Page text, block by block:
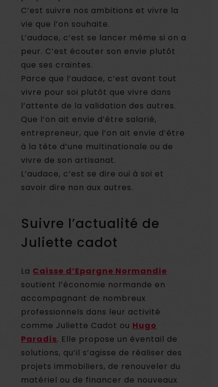
C’est suivre nos ambitions et vivre la
vie que l’on souhaite.
L’audace, c’est se lancer même si on a
peur. C’est écouter son envie plutôt
que ses craintes.
Parce que l’audace, c’est avant tout
vivre pour soi plutôt que vivre dans
l’attente de la validation des autres.
Que l’on ait envie d’être salarié,
entrepreneur, que l’on ait envie d’être
à la tête d’une multinationale ou de
vivre de son artisanat.
L’audace, c’est se dire oui à soi et
savoir dire non aux autres.
Suivre l’actualité de
Juliette cadot
La Caisse d’Epargne Normandie
soutient l’économie normande en
accompagnant de nombreux
professionnels dans leur activité
comme Juliette Cadot ou Hugo
Paradis. Elle propose un éventail de
solutions, qu’il s’agisse de réaliser des
projets immobiliers, de renouveler du
matériel ou de financer de nouveaux